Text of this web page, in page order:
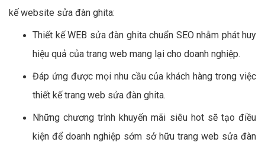
kế website sửa đàn ghita:
Thiết kế WEB sửa đàn ghita chuẩn SEO nhằm phát huy
hiệu quả của trang web mang lại cho doanh nghiệp.
Đáp ứng được mọi nhu cầu của khách hàng trong việc
thiết kế trang web sửa đàn ghita.
Những chương trình khuyến mãi siêu hot sẽ tạo điều
kiện để doanh nghiệp sớm sở hữu trang web sửa đàn